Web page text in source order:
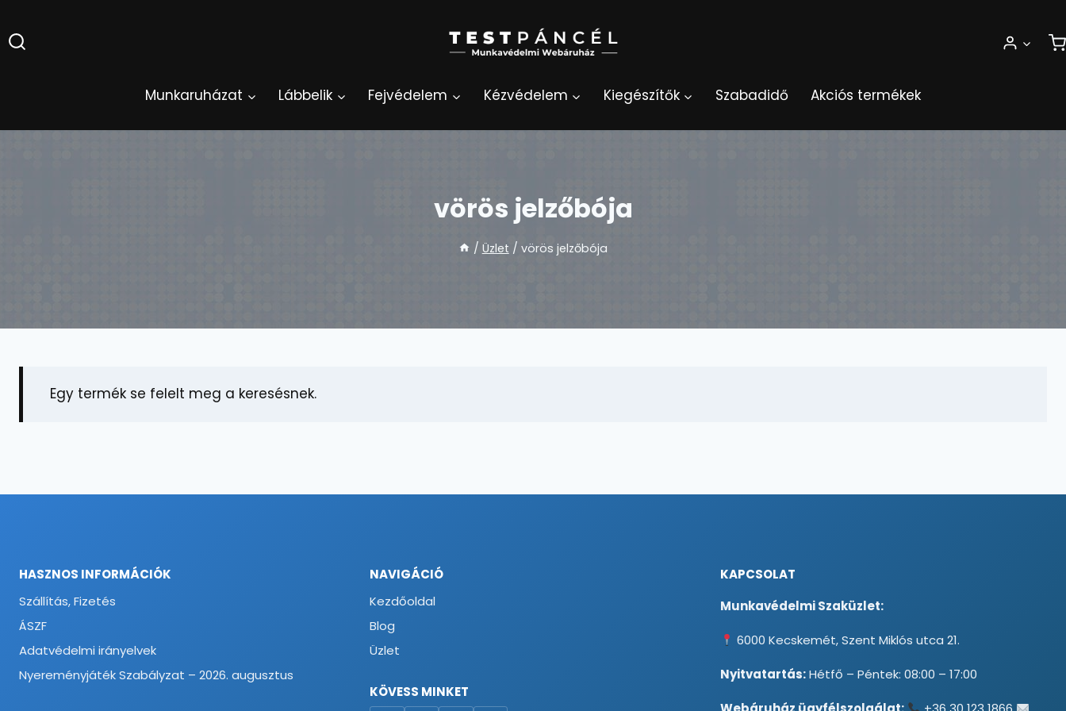
to
content
Munkaruházat Lábbelik Fejvédelem Kézvédelem Kiegészítők Szabadidő Akciós termékek
vörös jelzőbója
/ Üzlet / vörös jelzőbója
Egy termék se felelt meg a keresésnek.
HASZNOS INFORMÁCIÓK
Szállítás, Fizetés
ÁSZF
Adatvédelmi irányelvek
Nyereményjáték Szabályzat – 2026. augusztus
NAVIGÁCIÓ
Kezdőoldal
Blog
Üzlet
KÖVESS MINKET
KAPCSOLAT
Munkavédelmi Szaküzlet:
6000 Kecskemét, Szent Miklós utca 21.
Nyitvatartás:Hétfő – Péntek: 08:00 – 17:00